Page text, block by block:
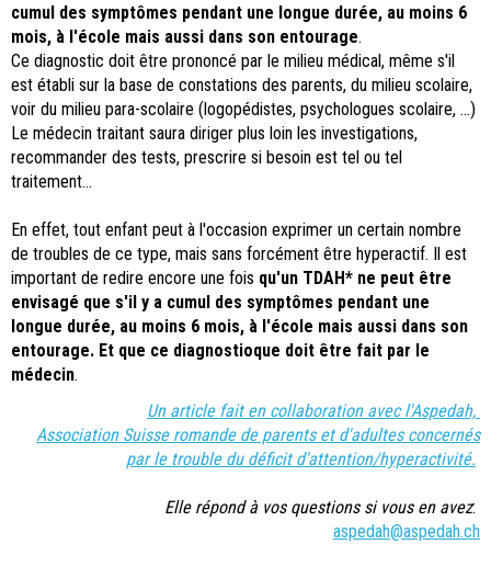
cumul des symptômes pendant une longue durée, au moins 6
mois, à l'école mais aussi dans son entourage.
Ce diagnostic doit être prononcé par le milieu médical, même s'il
est établi sur la base de constations des parents, du milieu scolaire,
voir du milieu para-scolaire (logopédistes, psychologues scolaire, ...)
Le médecin traitant saura diriger plus loin les investigations,
recommander des tests, prescrire si besoin est tel ou tel
traitement...
En effet, tout enfant peut à l'occasion exprimer un certain nombre
de troubles de ce type, mais sans forcément être hyperactif. Il est
important de redire encore une fois qu'un TDAH* ne peut être
envisagé que s'il y a cumul des symptômes pendant une
longue durée, au moins 6 mois, à l'école mais aussi dans son
entourage. Et que ce diagnostioque doit être fait par le
médecin.
Un article fait en collaboration avec l'Aspedah,
Association Suisse romande de parents et d'adultes concernés
par le trouble du déficit d'attention/hyperactivité.
Elle répond à vos questions si vous en avez:
aspedah@aspedah.ch